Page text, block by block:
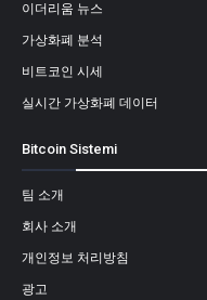
이더리움 뉴스
가상화폐 분석
비트코인 시세
실시간 가상화폐 데이터
Bitcoin Sistemi
팀 소개
회사 소개
개인정보 처리방침
광고